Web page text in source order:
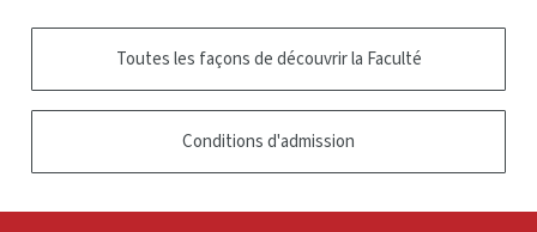
Toutes les façons de découvrir la Faculté
Conditions d'admission